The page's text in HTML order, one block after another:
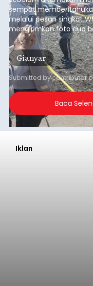
Baca
Iklan